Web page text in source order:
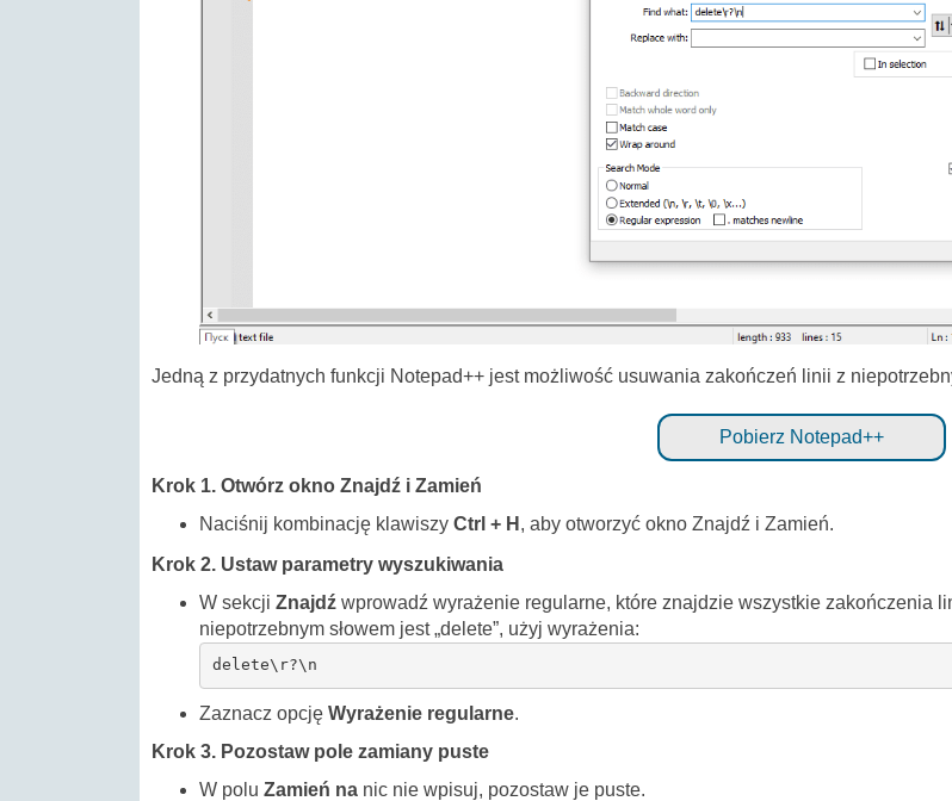
Jedną z przydatnych funkcji Notepad++ jest możliwość usuwania zakończeń linii z
Pobierz Notepad++
Krok 1. Otwórz okno Znajdź i Zamień
Naciśnij kombinację klawiszy Ctrl + H , aby otworzyć okno Znajdź i Zamień.
Krok 2. Ustaw parametry wyszukiwania
W sekcji Znajdź wprowadź wyrażenie regularne, które znajdzie wszystkie zakończenia
niepotrzebnym słowem jest „delete”, użyj wyrażenia:
delete\r?\n
Zaznacz opcję Wyrażenie regularne.
Krok 3. Pozostaw pole zamiany puste
W polu Zamień na nic nie wpisuj, pozostaw je puste.